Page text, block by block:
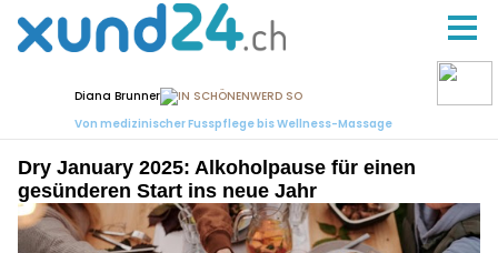
Dry January 2025: Alkoholpause für einen
gesünderen Start ins neue Jahr